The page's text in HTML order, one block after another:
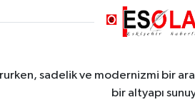
sadelik ve modernizmi bir
bir altyapı